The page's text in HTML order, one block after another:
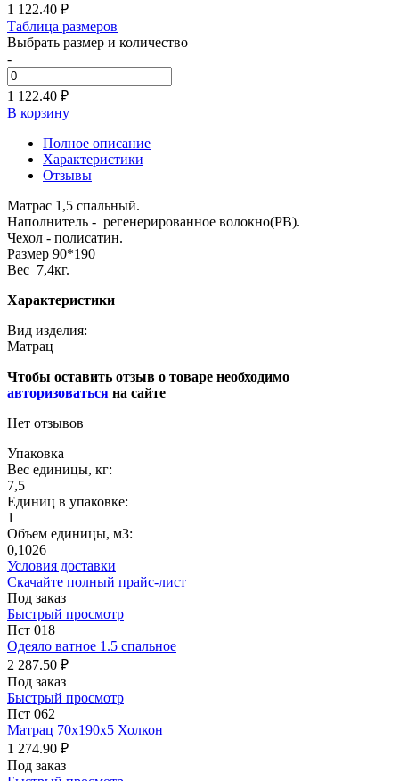
1 122.40 ₽
Таблица размеров
Выбрать размер и количество
-
1 122.40 ₽
В корзину
Полное описание
Характеристики
Отзывы
Матрас 1,5 спальный.
Наполнитель - регенерированное волокно(РВ).
Чехол - полисатин.
Размер 90*190
Вес 7,4кг.
Характеристики
Вид изделия:
Матрац
Чтобы оставить отзыв о товаре необходимо
авторизоваться на сайте
Нет отзывов
Упаковка
Вес единицы, кг:
7,5
Единиц в упаковке:
1
Объем единицы, м3:
0,1026
Условия доставки
Скачайте полный прайс-лист
Под заказ
Быстрый просмотр
Пст 018
Одеяло ватное 1.5 спальное
2 287.50 ₽
Под заказ
Быстрый просмотр
Пст 062
Матрац 70х190х5 Холкон
1 274.90 ₽
Под заказ